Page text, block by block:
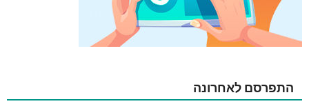
התפרסם לאחרונה